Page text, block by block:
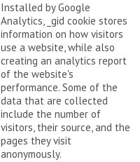
Installed by Google
Analytics, _gid cookie stores
information on how visitors
use a website, while also
creating an analytics report
of the website's
performance. Some of the
data that are collected
include the number of
visitors, their source, and the
pages they visit
anonymously.